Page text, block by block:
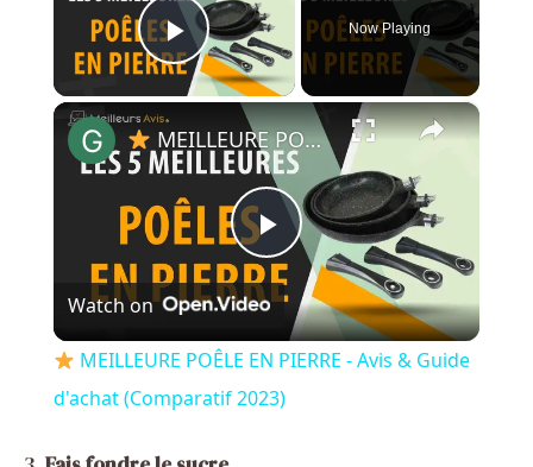
Play Video
Now Playing
×
P
l
a
MEILLEURE POÊLE EN PIERRE - Avis & Guide d'achat (Comparatif 2023)
Watch on
MEILLEURE POÊLE EN PIERRE - Avis & Guide
d'achat (Comparatif 2023)